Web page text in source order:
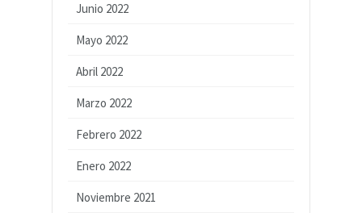
Junio 2022
Mayo 2022
Abril 2022
Marzo 2022
Febrero 2022
Enero 2022
Noviembre 2021